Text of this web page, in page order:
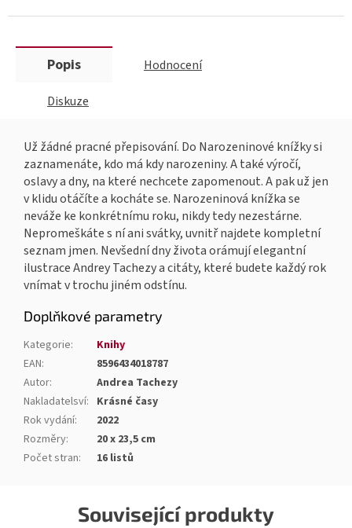
Související produkty
Popis Hodnocení
Diskuze
Už žádné pracné přepisování. Do Narozeninové knížky si
zaznamenáte, kdo má kdy narozeniny. A také výročí,
oslavy a dny, na které nechcete zapomenout. A pak už jen
v klidu otáčíte a kocháte se. Narozeninová knížka se
neváže ke konkrétnímu roku, nikdy tedy nezestárne.
Nepromeškáte s ní ani svátky, uvnitř najdete kompletní
seznam jmen. Nevšední dny života orámují elegantní
ilustrace Andrey Tachezy a citáty, které budete každý rok
vnímat v trochu jiném odstínu.
Doplňkové parametry
Kategorie:
Knihy
EAN:
8596434018787
Autor:
Andrea Tachezy
Nakladatelsví: Krásné časy
Rok vydání:
2022
Rozměry:
20 x 23,5 cm
Počet stran: 16 listů